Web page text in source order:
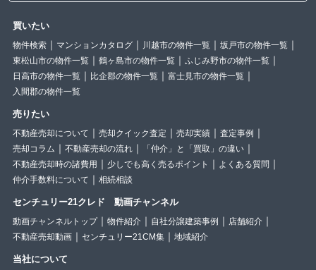
買いたい
物件検索 マンションカタログ 川越市の物件一覧
坂戸市の物件一覧
東松山市の物件一覧
鶴ヶ島市の物件一覧
ふじみ野市の物件一覧
日高市の物件一覧
比企郡の物件一覧
富士見市の物件一覧
入間郡の物件一覧
売りたい
不動産売却について 売却クイック査定 売却実績
査定事例
売却コラム
不動産売却の流れ
「仲介」と「買取」の違い
不動産売却時の諸費用
少しでも高く売るポイント
よくある質問
仲介手数料について
相続相談
センチュリー21クレド 動画チャンネル
動画チャンネルトップ 物件紹介 自社分譲建築事例
店舗紹介
不動産売却動画
センチュリー21CM集 地域紹介
当社について